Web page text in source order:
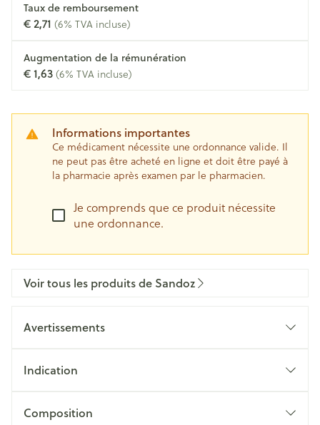
Taux de remboursement
€ 2,71 (6% TVA incluse)
Augmentation de la rémunération
€ 1,63(6% TVA incluse)
Informations importantes
Ce médicament nécessite une ordonnance valide. Il
ne peut pas être acheté en ligne et doit être payé à
la pharmacie après examen par le pharmacien.
Je comprends que ce produit nécessite
une ordonnance.
Voir tous les produits de Sandoz
Avertissements
Indication
Composition